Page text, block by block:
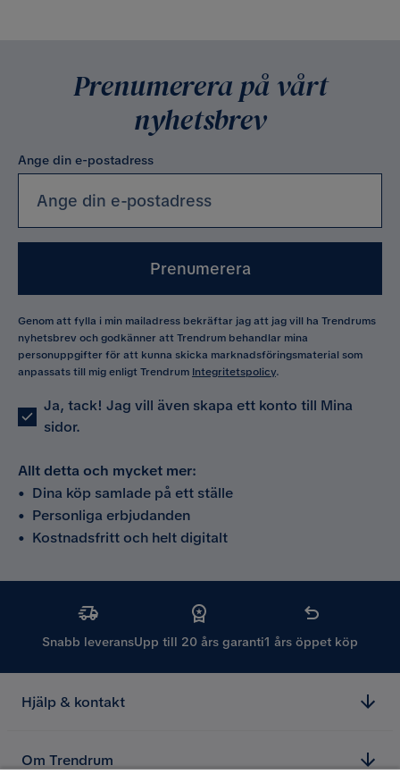
Prenumerera på vårt
nyhetsbrev
Ange din e-postadress
Prenumerera
Genom att fylla i min mailadress bekräftar jag att jag vill ha Trendrums
nyhetsbrev och godkänner att Trendrum behandlar mina
personuppgifter för att kunna skicka marknadsföringsmaterial som
anpassats till mig enligt Trendrum Integritetspolicy.
Ja, tack! Jag vill även skapa ett konto till Mina
sidor.
Allt detta och mycket mer:
• Dina köp samlade på ett ställe
• Personliga erbjudanden
• Kostnadsfritt och helt digitalt
Snabb leveransUpp till 20 års garanti1 års öppet köp
Hjälp & kontakt
Om Trendrum